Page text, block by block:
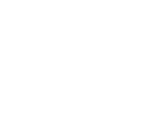
Arbeitsmaschinen (z.B.